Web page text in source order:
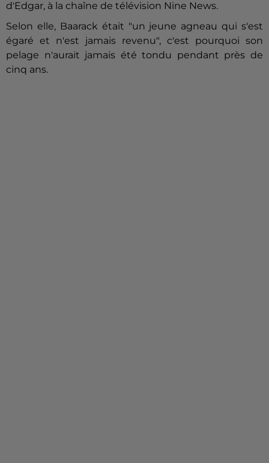
d'Edgar, à la chaîne de télévision Nine News.
Selon elle, Baarack était "un jeune agneau qui s'est
égaré et n'est jamais revenu", c'est pourquoi son
pelage n'aurait jamais été tondu pendant près de
cinq ans.